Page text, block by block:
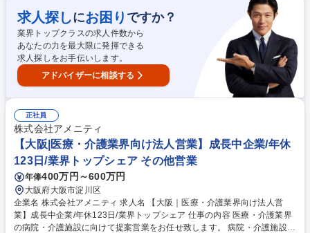
化社会において成長が見込める産業です。 また、病院や介護施設の業務軽
減に貢献する事で、患者様、利用者様へのサービス向上に直結する為、大
変やりがいのあるお仕事です。 ★2007年の設立以来、従業員数2,600名を
超える企業に成長した優良企業！ 募集職種 ※転勤なし【広島｜法人営
業】医療・介護業界向け/業界トップシェアの成長企業
求人探しにお困り ですか？
業界トップクラスの求人件数から
あなたの力を最大限に発揮できる
求人探しをお手伝いします。
アドバイザーに相談する
正社員
株式会社アメニティ
【大阪|医療・介護業界向け法人営業】成長中企業/年休
123日/業界トップシェア その他営業
年俸400万円～600万円
大阪府大阪市淀川区
企業名 株式会社アメニティ 求人名 【大阪｜医療・介護業界向け法人営
業】成長中企業/年休123日/業界トップシェア 仕事の内容 医療・介護業界
の病院・介護施設に向けて提案営業をお任せ致します。 病院・介護施設が